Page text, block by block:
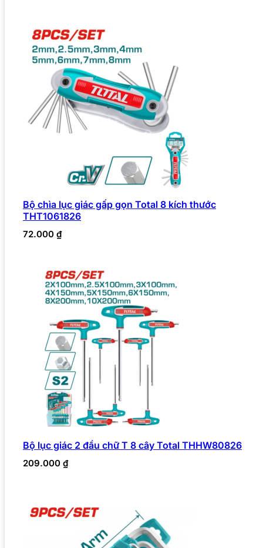
Bộ chìa lục giác gấp gọn Total 8 kích thước
THT1061826
72.000 ₫
Bộ lục giác 2 đầu chữ T 8 cây Total THHW80826
209.000 ₫